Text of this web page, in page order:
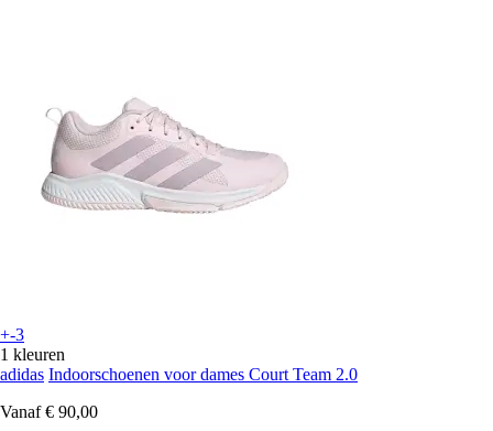
+-3
1 kleuren
adidas Indoorschoenen voor dames Court Team 2.0
Vanaf € 90,00